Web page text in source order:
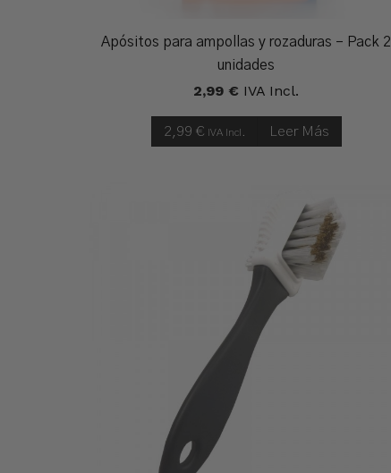
Apósitos para ampollas y rozaduras – Pack 2
unidades
2,99 € IVA Incl.
2,99 € IVA Incl. Leer Más